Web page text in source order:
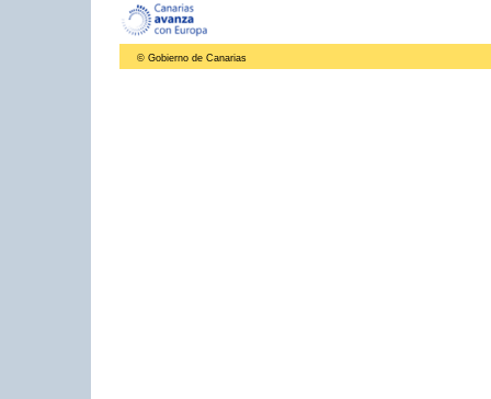
© Gobierno de Canarias